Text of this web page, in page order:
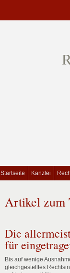
Startseite Kanzlei
Artikel zum
Die
für
Bis auf wenige
gleichgestelltes